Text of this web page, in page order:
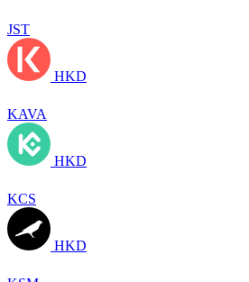
JST
HKD
KAVA
HKD
KCS
HKD